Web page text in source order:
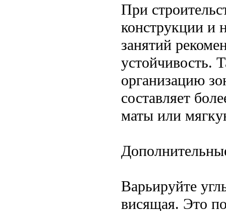
При
конструкции и
занятий
устойчивость.
организацию
составляет
маты или
Варьируйте
висящая. Это